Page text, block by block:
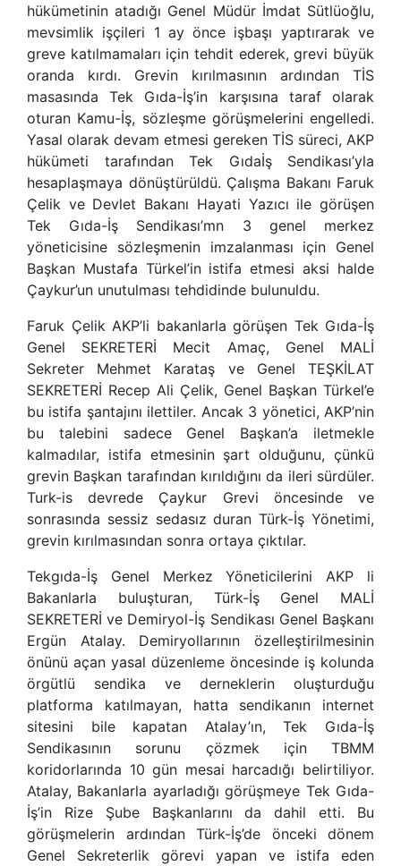
hükümetinin atadığı Genel Müdür İmdat Sütlüoğlu,
mevsimlik işçileri 1 ay önce işbaşı yaptırarak ve
greve katılmamaları için tehdit ederek, grevi büyük
oranda kırdı. Grevin kırılmasının ardından TİS
masasında Tek Gıda-İş’in karşısına taraf olarak
oturan Kamu-İş, sözleşme görüşmelerini engelledi.
Yasal olarak devam etmesi gereken TİS süreci, AKP
hükümeti tarafından Tek Gıdaİş Sendikası’yla
hesaplaşmaya dönüştürüldü. Çalışma Bakanı Faruk
Çelik ve Devlet Bakanı Hayati Yazıcı ile görüşen
Tek Gıda-İş Sendikası’mn 3 genel merkez
yöneticisine sözleşmenin imzalanması için Genel
Başkan Mustafa Türkel’in istifa etmesi aksi halde
Çaykur’un unutulması tehdidinde bulunuldu.
Faruk Çelik AKP’li bakanlarla görüşen Tek Gıda-İş
Genel SEKRETERİ Mecit Amaç, Genel MALİ
Sekreter Mehmet Karataş ve Genel TEŞKİLAT
SEKRETERİ Recep Ali Çelik, Genel Başkan Türkel’e
bu istifa şantajını ilettiler. Ancak 3 yönetici, AKP’nin
bu talebini sadece Genel Başkan’a iletmekle
kalmadılar, istifa etmesinin şart olduğunu, çünkü
grevin Başkan tarafından kırıldığını da ileri sürdüler.
Turk-is devrede Çaykur Grevi öncesinde ve
sonrasında sessiz sedasız duran Türk-İş Yönetimi,
grevin kırılmasından sonra ortaya çıktılar.
Tekgıda-İş Genel Merkez Yöneticilerini AKP li
Bakanlarla buluşturan, Türk-İş Genel MALİ
SEKRETERİ ve Demiryol-İş Sendikası Genel Başkanı
Ergün Atalay. Demiryollarının özelleştirilmesinin
önünü açan yasal düzenleme öncesinde iş kolunda
örgütlü sendika ve derneklerin oluşturduğu
platforma katılmayan, hatta sendikanın internet
sitesini bile kapatan Atalay’ın, Tek Gıda-İş
Sendikasının sorunu çözmek için TBMM
koridorlarında 10 gün mesai harcadığı belirtiliyor.
Atalay, Bakanlarla ayarladığı görüşmeye Tek Gıda-
İş’in Rize Şube Başkanlarını da dahil etti. Bu
görüşmelerin ardından Türk-İş’de önceki dönem
Genel Sekreterlik görevi yapan ve istifa eden